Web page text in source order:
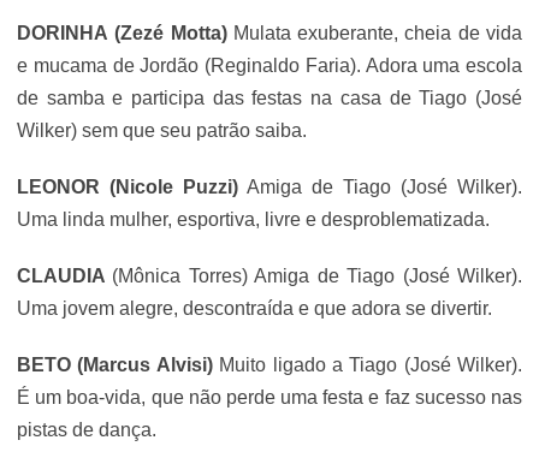
DORINHA (Zezé Motta)Mulata exuberante, cheia de vida
e mucama de Jordão (Reginaldo Faria). Adora uma escola
de samba e participa das festas na casa de Tiago (José
Wilker) sem que seu patrão saiba.
LEONOR (Nicole Puzzi) Amiga de Tiago (José Wilker).
Uma linda mulher, esportiva, livre e desproblematizada.
CLAUDIA (Mônica Torres) Amiga de Tiago (José Wilker).
Uma jovem alegre, descontraída e que adora se divertir.
BETO (Marcus Alvisi)Muito ligado a Tiago (José Wilker).
É um boa-vida, que não perde uma festa e faz sucesso nas
pistas de dança.